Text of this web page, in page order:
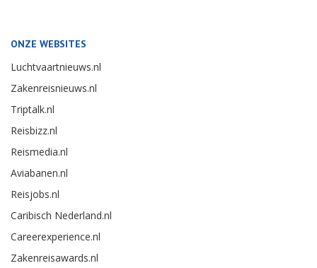
ONZE WEBSITES
Luchtvaartnieuws.nl
Zakenreisnieuws.nl
Triptalk.nl
Reisbizz.nl
Reismedia.nl
Aviabanen.nl
Reisjobs.nl
Caribisch Nederland.nl
Careerexperience.nl
Zakenreisawards.nl